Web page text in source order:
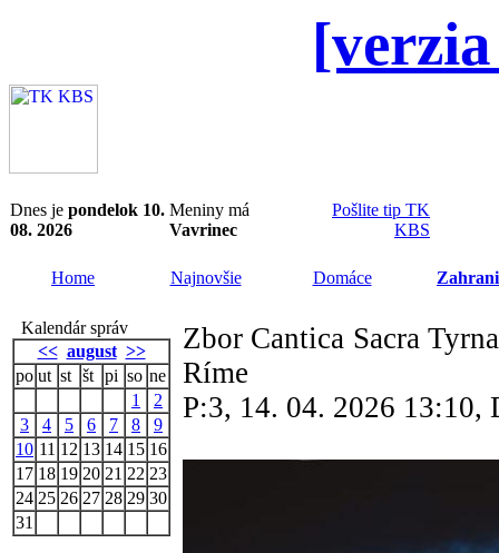
Dnes je pondelok 10.
08. 2026
Meniny má
Vavrinec
Pošlite tip TK
KBS
Home Najnovšie Domáce
Kalendár správ
<< august >>
po ut st št pi so ne
1
2
3
4 5 6 7 8
9
10 11 12 13 14 15 16
17 18 19 20 21 22 23
24 25 26 27 28 29 30
31
Zbor Cantica Sacra
Ríme
P:3, 14. 04. 2026 13:10,